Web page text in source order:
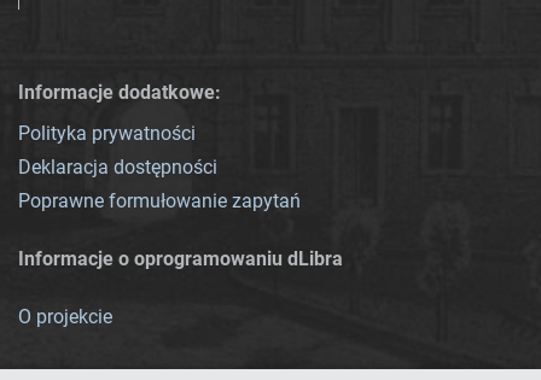
Informacje dodatkowe:
Polityka prywatności
Deklaracja dostępności
Poprawne formułowanie zapytań
Informacje o oprogramowaniu dLibra
O projekcie